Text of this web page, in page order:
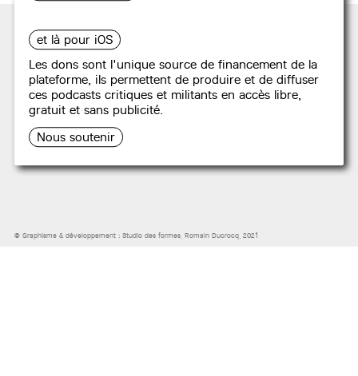
et là pour iOS
Les dons sont l'unique source de financement de la
plateforme, ils permettent de produire et de diffuser
ces podcasts critiques et militants en accès libre,
gratuit et sans publicité.
Nous soutenir
NOUS CONTACTER,PARTICIPER
NOUS SOUTENIR
SUIVEZ-NOUS SUR :
MENTIONS LÉGALES ET POLITIQUE DE CONFIDENTIALITÉ
© Graphisme & développement :Studio des formes , Romain Ducrocq, 2021